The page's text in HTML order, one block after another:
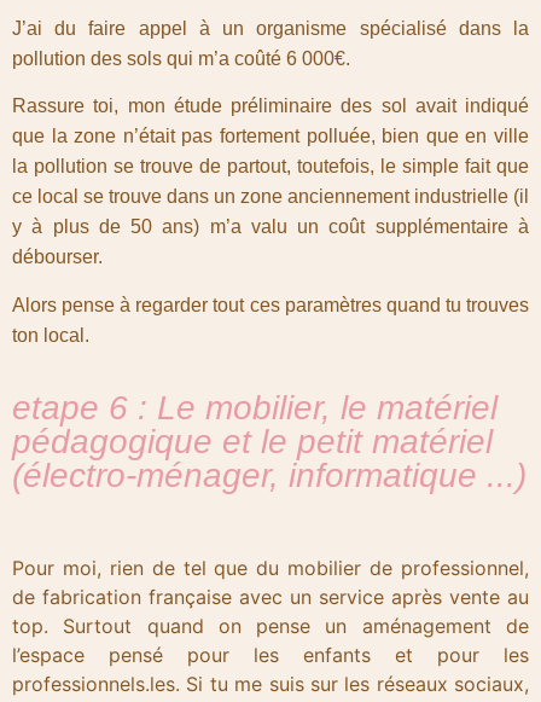
J’ai du faire appel à un organisme spécialisé dans la
pollution des sols qui m’a coûté 6 000€.
Rassure toi, mon étude préliminaire des sol avait indiqué
que la zone n’était pas fortement polluée, bien que en ville
la pollution se trouve de partout, toutefois, le simple fait que
ce local se trouve dans un zone anciennement industrielle (il
y à plus de 50 ans) m’a valu un coût supplémentaire à
débourser.
Alors pense à regarder tout ces paramètres quand tu trouves
ton local.
etape 6 : Le mobilier, le matériel
pédagogique et le petit matériel
(électro-ménager, informatique ...)
Pour moi, rien de tel que du mobilier de professionnel,
de fabrication française avec un service après vente au
top. Surtout quand on pense un aménagement de
l’espace pensé pour les enfants et pour les
professionnels.les. Si tu me suis sur les réseaux sociaux,